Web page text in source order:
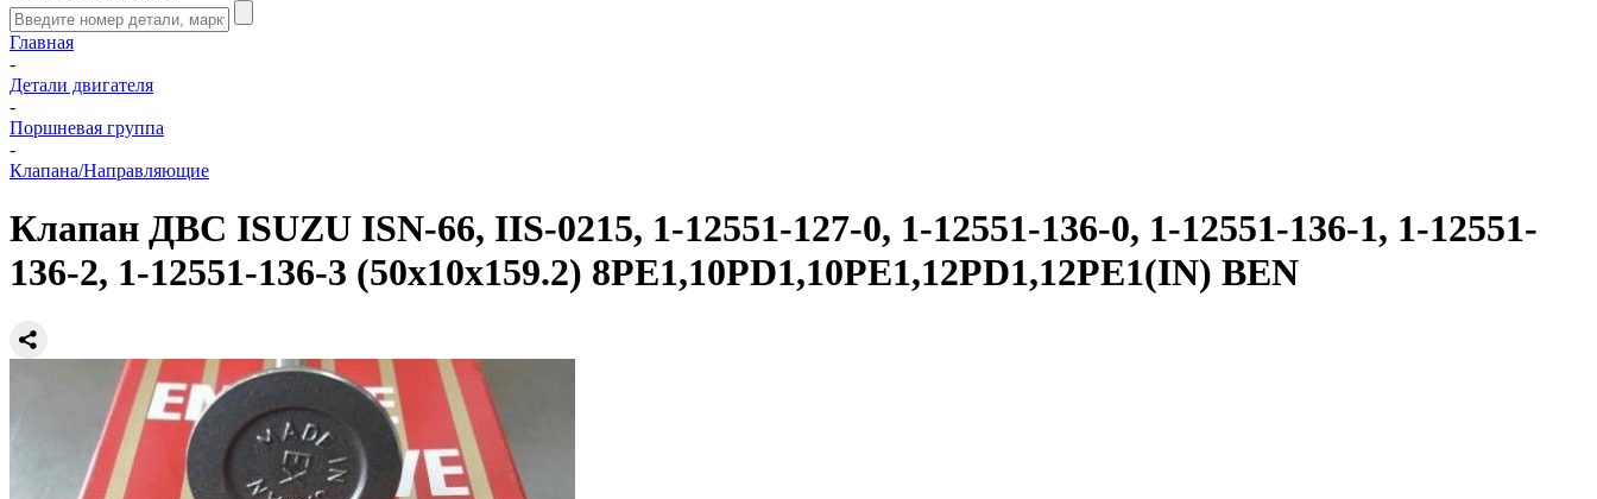
Главная
-
Детали двигателя
-
Поршневая группа
-
Клапана/Направляющие
Клапан ДВС ISUZU ISN-66, IIS-0215, 1-12551-127-0, 1-12551-136-0, 1-12551-136-1, 1-12551-
136-2, 1-12551-136-3 (50x10x159.2) 8PE1,10PD1,10PE1,12PD1,12PE1(IN) BEN